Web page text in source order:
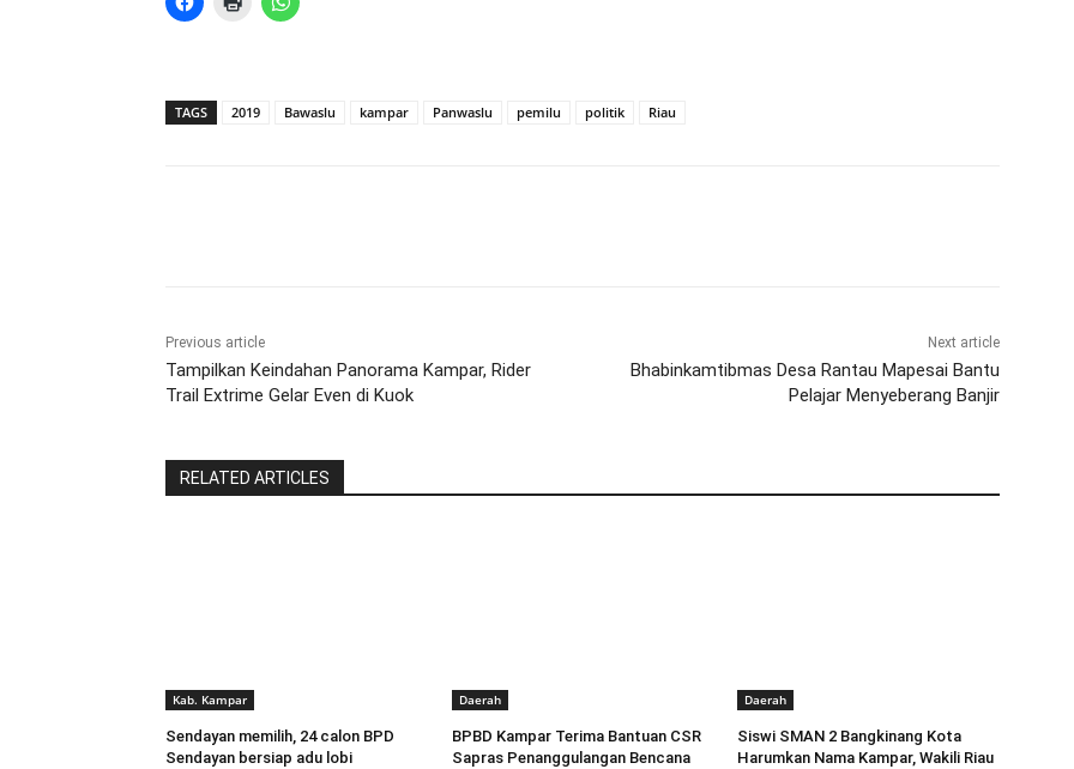
TAGS 2019 Bawaslu kampar Panwaslu pemilu politik Riau
Previous article
Tampilkan Keindahan Panorama Kampar, Rider
Trail Extrime Gelar Even di Kuok
Next article
Bhabinkamtibmas Desa Rantau Mapesai Bantu
Pelajar Menyeberang Banjir
RELATED ARTICLES
Kab. Kampar
Sendayan memilih, 24 calon BPD
Sendayan bersiap adu lobi
Daerah
BPBD Kampar Terima Bantuan CSR
Sapras Penanggulangan Bencana
Daerah
Siswi SMAN 2 Bangkinang Kota
Harumkan Nama Kampar, Wakili Riau